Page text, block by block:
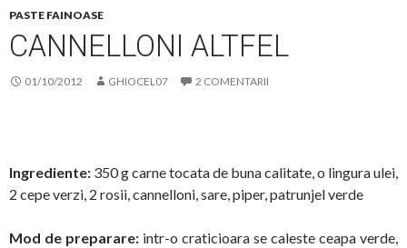
PASTE FAINOASE
CANNELLONI ALTFEL
01/10/2012 GHIOCEL07 2 COMENTARII
Ingrediente: 350 g carne tocata de buna calitate, o lingura ulei,
2 cepe verzi, 2 rosii, cannelloni, sare, piper, patrunjel verde
Mod de preparare: intr-o craticioara se caleste ceapa verde,